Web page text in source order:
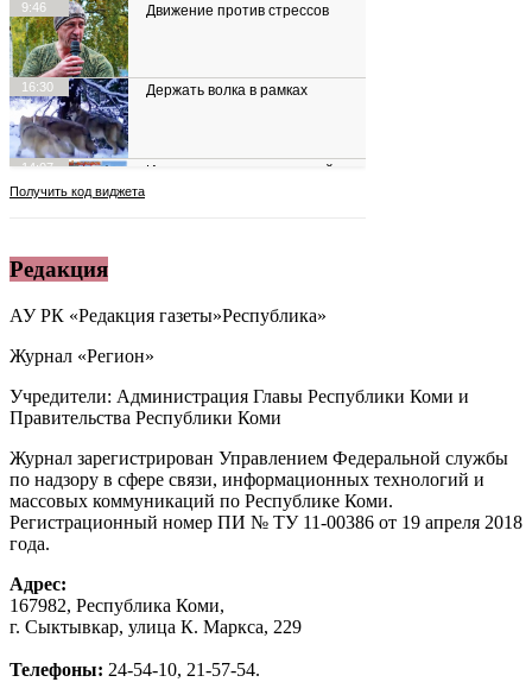
Редакция
АУ РК «Редакция газеты»Республика»
Журнал «Регион»
Учредители: Администрация Главы Республики Коми и
Правительства Республики Коми
Журнал зарегистрирован Управлением Федеральной службы
по надзору в сфере связи, информационных технологий и
массовых коммуникаций по Республике Коми.
Регистрационный номер ПИ № ТУ 11-00386 от 19 апреля 2018
года.
Адрес:
167982, Республика Коми,
г. Сыктывкар, улица К. Маркса, 229
Телефоны: 24-54-10, 21-57-54.